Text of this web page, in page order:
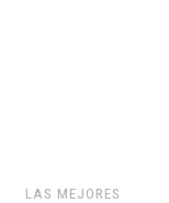
LAS MEJORES